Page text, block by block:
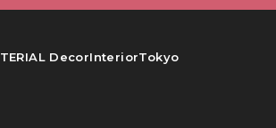
DecorInteriorTokyo